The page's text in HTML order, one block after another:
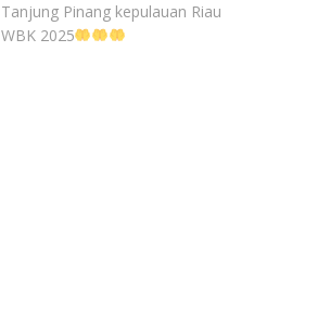
Tanjung Pinang kepulauan Riau
WBK 2025